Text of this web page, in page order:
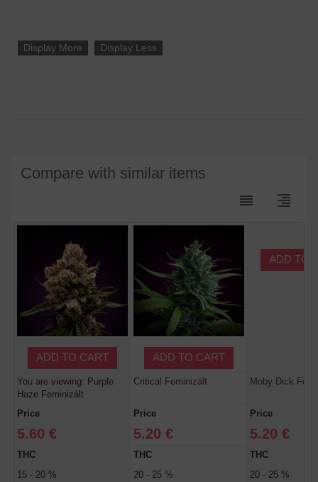
Display More Display Less
Compare with similar items
reorder format_align_right
ADD TO CART ADD TO CART
ADD TO
You are viewing: Purple
Haze Feminizált
Critical Feminizált Moby Dick
Price
5.60 €
Price
5.20 €
Price
5.20 €
THC
15 - 20 %
THC
20 - 25 %
THC
20 - 25 %